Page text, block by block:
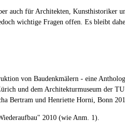
auch für Architekten, Kunsthistoriker
wichtige Fragen offen. Es bleibt
von Baudenkmälern - eine
und dem Architekturmuseum der
Bertram und Henriette Horni, Bonn
2010 (wie Anm. 1).